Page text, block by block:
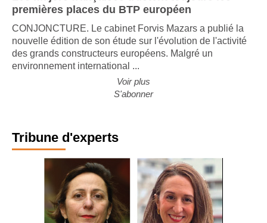
Les majors françaises trustent toujours les
premières places du BTP européen
CONJONCTURE. Le cabinet Forvis Mazars a publié la
nouvelle édition de son étude sur l'évolution de l'activité
des grands constructeurs européens. Malgré un
Voir plus
Tribune d'experts